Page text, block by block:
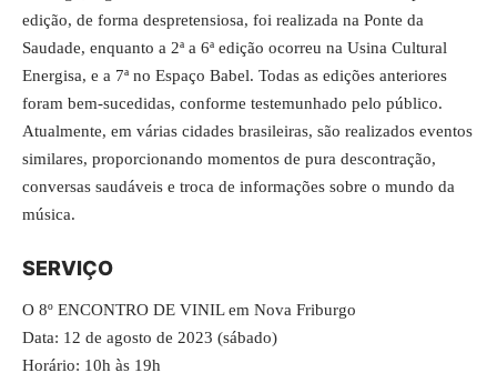
edição, de forma despretensiosa, foi realizada na Ponte da
Saudade, enquanto a 2ª a 6ª edição ocorreu na Usina Cultural
Energisa, e a 7ª no Espaço Babel. Todas as edições anteriores
foram bem-sucedidas, conforme testemunhado pelo público.
Atualmente, em várias cidades brasileiras, são realizados eventos
similares, proporcionando momentos de pura descontração,
conversas saudáveis e troca de informações sobre o mundo da
música.
SERVIÇO
O 8º ENCONTRO DE VINIL em Nova Friburgo
Data: 12 de agosto de 2023 (sábado)
Horário: 10h às 19h